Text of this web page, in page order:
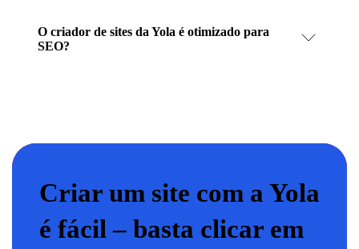
O criador de sites da Yola é otimizado para
SEO?
Criar um site com a Yola
é fácil – basta clicar em